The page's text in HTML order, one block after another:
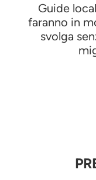
Guide
faranno in
svolga